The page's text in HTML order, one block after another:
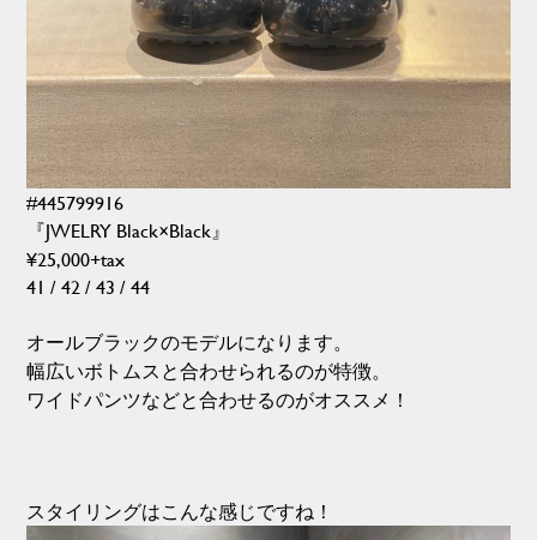
#445799916
『JWELRY Black×Black』
¥25,000+tax
41 / 42 / 43 / 44
オールブラックのモデルになります。
幅広いボトムスと合わせられるのが特徴。
ワイドパンツなどと合わせるのがオススメ！
スタイリングはこんな感じですね！